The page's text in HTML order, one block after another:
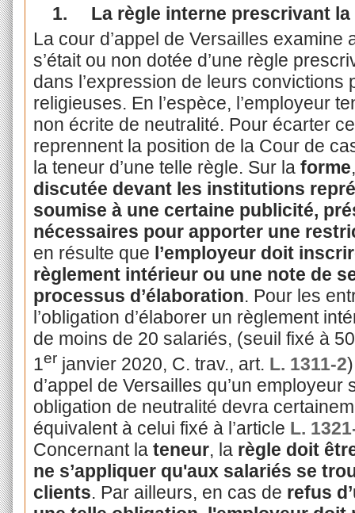
1.
La règle interne prescrivant
La cour d’appel de Versailles examine
s’était ou non dotée d’une règle
dans l’expression de leurs
religieuses. En l’espèce, l’employeur
non écrite de neutralité. Pour écarter
reprennent la position de la Cour de
la teneur d’une telle règle. Sur la forme
discutée devant les institutions
soumise à une certaine publicité,
nécessaires pour apporter une
en résulte que l’employeur doit
règlement intérieur ou une note de
processus d’élaboration. Pour les
l’obligation d’élaborer un règlement
de moins de 20 salariés, (seuil fixé à
1erjanvier 2020, C. trav., art. L. 1311-2
d’appel de Versailles qu’un
obligation de neutralité devra
équivalent à celui fixé à l’article L.
Concernant la teneur, la règle doit
ne s’appliquer qu'aux salariés se
clients. Par ailleurs, en cas de refus